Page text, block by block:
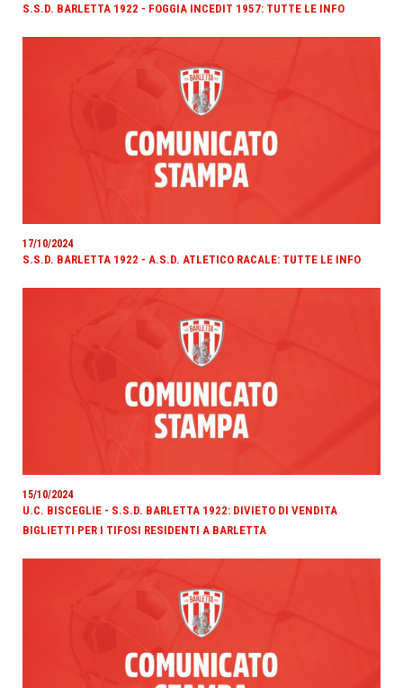
S.S.D. BARLETTA 1922 - FOGGIA INCEDIT 1957: TUTTE LE INFO
17/10/2024
S.S.D. BARLETTA 1922 - A.S.D. ATLETICO RACALE: TUTTE LE INFO
15/10/2024
U.C. BISCEGLIE - S.S.D. BARLETTA 1922: DIVIETO DI VENDITA
BIGLIETTI PER I TIFOSI RESIDENTI A BARLETTA